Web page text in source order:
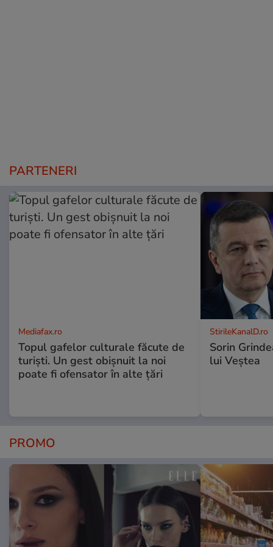
PARTENERI
Mediafax.ro
Topul gafelor culturale făcute de
turiști. Un gest obișnuit la noi
poate fi ofensator în alte țări
StirileKanalD.ro
Sorin
lui Veștea
PROMO